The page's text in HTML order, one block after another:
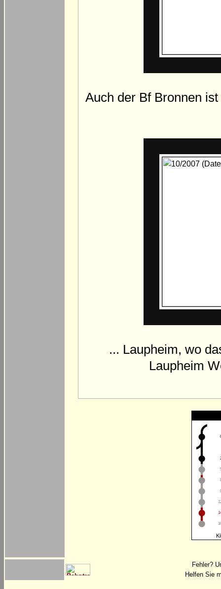
Auch der Bf Bronnen
... Laupheim, wo
Laupheim
Fehler?
Helfen Sie